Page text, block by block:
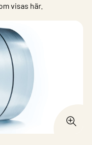
visas här.